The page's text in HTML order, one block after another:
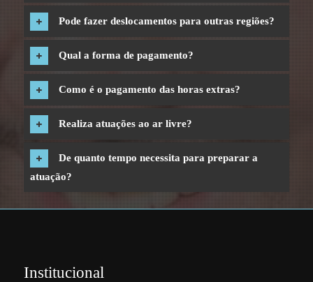
Pode fazer deslocamentos para outras regiões?
Qual a forma de pagamento?
Como é o pagamento das horas extras?
Realiza atuações ao ar livre?
De quanto tempo necessita para preparar a
atuação?
Institucional